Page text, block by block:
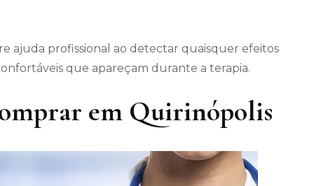
ajuda profissional ao detectar quaisquer efeitos
​​que apareçam durante a terapia.
em Quirinópolis